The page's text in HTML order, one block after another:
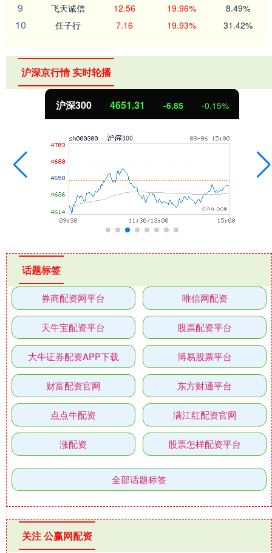
9 飞天诚信 12.56 19.96% 8.49%
10 任子行 7.16 19.93% 31.42%
沪深京行情 实时轮播
沪深300 4651.31 -6.85 -0.15%
话题标签
券商配资网平台 唯信网配资
天牛宝配资平台 股票配资平台
大牛证券配资APP下载 博易股票平台
财富配资官网 东方财通平台
点点牛配资 满江红配资官网
涨配资 股票怎样配资平台
全部话题标签
关注 公赢网配资